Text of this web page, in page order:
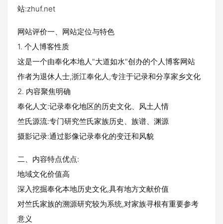
站:zhuf.net
网站评价一、网站定位与特色
1. 个人博客性质
这是一个由奉化本地人"大道如水"创办的个人博客网站
作者为退休人士,浙江奉化人,专注于记录和分享家乡文化
2. 内容聚焦明确
奉化人文:记录奉化地区的历史文化、风土人情
竺氏源流:专门研究竺氏家族历史、族谱、渊源
摄影记录:通过影像记录奉化的变迁和风貌
二、内容特点优点:
地域文化价值高
深入挖掘奉化本地历史文化,具有地方文献价值
对竺氏家族的溯源研究较为系统,对家族寻根有重要参考
意义